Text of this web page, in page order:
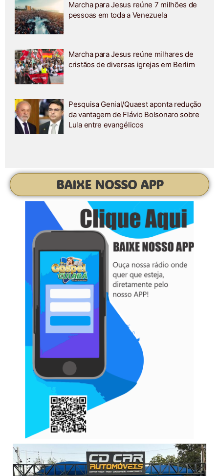
Marcha para Jesus reúne 7 milhões de
pessoas em toda a Venezuela
Marcha para Jesus reúne milhares de
cristãos de diversas igrejas em Berlim
Pesquisa Genial/Quaest aponta redução
da vantagem de Flávio Bolsonaro sobre
Lula entre evangélicos
BAIXE NOSSO APP